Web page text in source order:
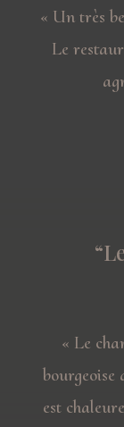
« Un très
Le
“
« Le
bourgeoise
est